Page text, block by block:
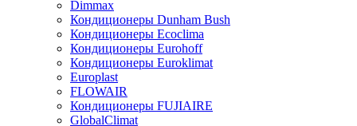
Dimmax
Кондиционеры Dunham Bush
Кондиционеры Ecoclima
Кондиционеры Eurohoff
Кондиционеры Euroklimat
Europlast
FLOWAIR
Кондиционеры FUJIAIRE
GlobalClimat